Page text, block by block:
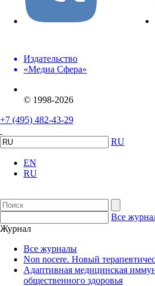
Издательство
«Медиа Сфера»
© 1998-2026
+7 (495) 482-43-29
RU
EN
RU
Все
Журнал
Все журналы
Non nocere. Новый
Адаптивная медицинская
общественного здоровья